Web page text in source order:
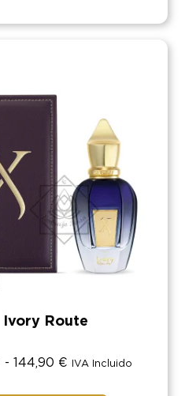
Ivory Route
- 144,90 € IVA Incluido